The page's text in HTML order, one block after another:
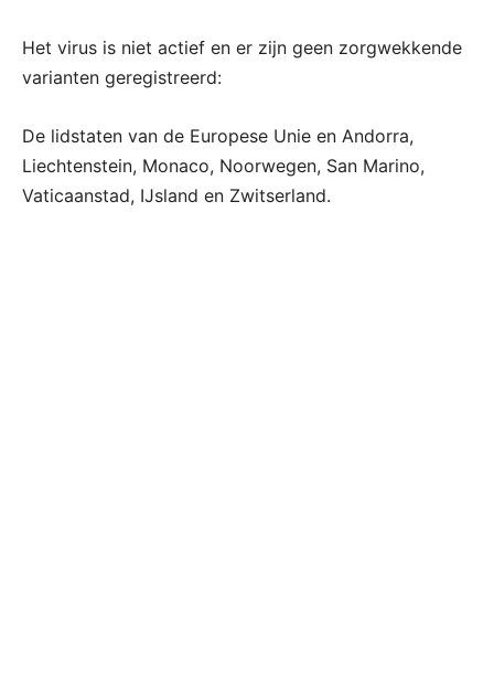
Het virus is niet actief en er zijn geen zorgwekkende
varianten geregistreerd:
De lidstaten van de Europese Unie en Andorra,
Liechtenstein, Monaco, Noorwegen, San Marino,
Vaticaanstad, IJsland en Zwitserland.